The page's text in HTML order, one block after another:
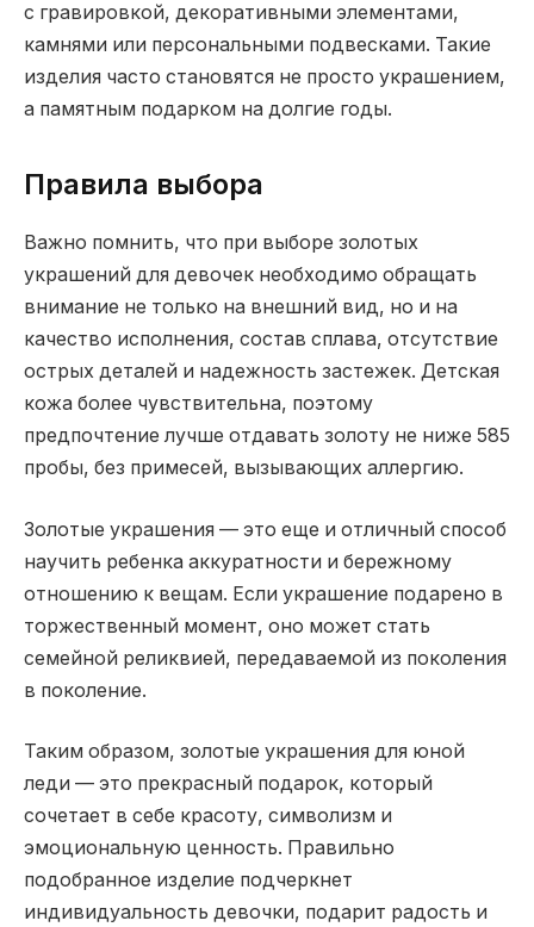
с гравировкой, декоративными элементами,
камнями или персональными подвесками. Такие
изделия часто становятся не просто украшением,
а памятным подарком на долгие годы.
Правила выбора
Важно помнить, что при выборе золотых
украшений для девочек необходимо обращать
внимание не только на внешний вид, но и на
качество исполнения, состав сплава, отсутствие
острых деталей и надежность застежек. Детская
кожа более чувствительна, поэтому
предпочтение лучше отдавать золоту не ниже 585
пробы, без примесей, вызывающих аллергию.
Золотые украшения — это еще и отличный способ
научить ребенка аккуратности и бережному
отношению к вещам. Если украшение подарено в
торжественный момент, оно может стать
семейной реликвией, передаваемой из поколения
в поколение.
Таким образом, золотые украшения для юной
леди — это прекрасный подарок, который
сочетает в себе красоту, символизм и
эмоциональную ценность. Правильно
подобранное изделие подчеркнет
индивидуальность девочки, подарит радость и